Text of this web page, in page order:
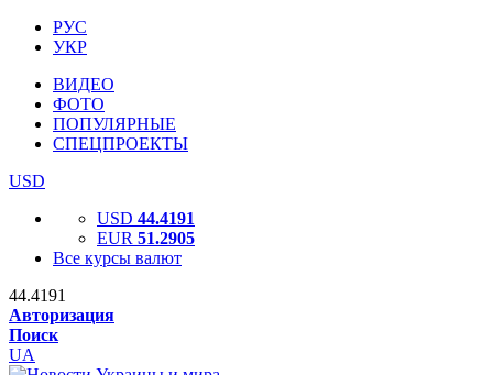
РУС
УКР
ВИДЕО
ФОТО
ПОПУЛЯРНЫЕ
СПЕЦПРОЕКТЫ
USD
USD 44.4191
EUR 51.2905
Все курсы валют
44.4191
Авторизация
Поиск
UA